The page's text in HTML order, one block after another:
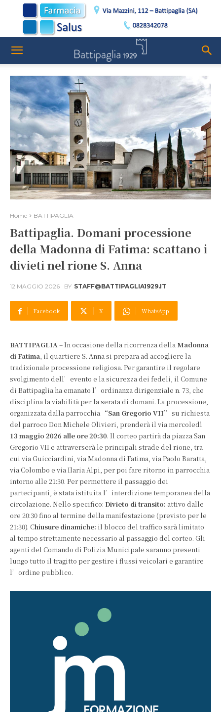
Home BATTIPAGLIA
Battipaglia. Domani processione
della Madonna di Fatima: scattano i
divieti nel rione S. Anna
12 MAGGIO 2026 BY STAFF@BATTIPAGLIA1929.IT
Facebook X WhatsApp
BATTIPAGLIA– In occasione della ricorrenza dellaMadonna
di Fatima, il quartiere S. Anna si prepara ad accogliere la
tradizionale processione religiosa. Per garantire il regolare
svolgimento dell’evento e la sicurezza dei fedeli, il Comune
di Battipaglia ha emanato l’ordinanza dirigenziale n. 73, che
disciplina la viabilità per la serata di domani. La processione,
organizzata dalla parrocchia “San Gregorio VII” su richiesta
del parroco Don Michele Olivieri, prenderà il via mercoledì
13 maggio 2026 alle ore 20:30. Il corteo partirà da piazza San
Gregorio VII e attraverserà le principali strade del rione, tra
cui via Guicciardini, via Madonna di Fatima, via Paolo Baratta,
via Colombo e via Ilaria Alpi, per poi fare ritorno in parrocchia
intorno alle 21:30. Per permettere il passaggio dei
partecipanti, è stata istituita l’interdizione temporanea della
circolazione. Nello specifico: Divieto di transito: attivo dalle
ore 20:30 fino al termine della manifestazione (previsto per le
21:30). Chiusure dinamiche: il blocco del traffico sarà limitato
al tempo strettamente necessario al passaggio del corteo. Gli
agenti del Comando di Polizia Municipale saranno presenti
lungo tutto il tragitto per gestire i flussi veicolari e garantire
l’ordine pubblico.